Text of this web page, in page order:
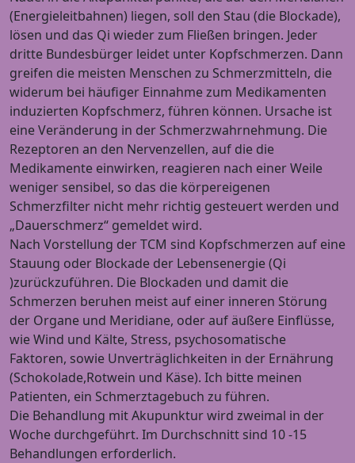
(Energieleitbahnen) liegen, soll den Stau (die Blockade),
lösen und das Qi wieder zum Fließen bringen. Jeder
dritte Bundesbürger leidet unter Kopfschmerzen. Dann
greifen die meisten Menschen zu Schmerzmitteln, die
widerum bei häufiger Einnahme zum Medikamenten
induzierten Kopfschmerz, führen können. Ursache ist
eine Veränderung in der Schmerzwahrnehmung. Die
Rezeptoren an den Nervenzellen, auf die die
Medikamente einwirken, reagieren nach einer Weile
weniger sensibel, so das die körpereigenen
Schmerzfilter nicht mehr richtig gesteuert werden und
„Dauerschmerz“ gemeldet wird.
Nach Vorstellung der TCM sind Kopfschmerzen auf eine
Stauung oder Blockade der Lebensenergie (Qi
)zurückzuführen. Die Blockaden und damit die
Schmerzen beruhen meist auf einer inneren Störung
der Organe und Meridiane, oder auf äußere Einflüsse,
wie Wind und Kälte, Stress, psychosomatische
Faktoren, sowie Unverträglichkeiten in der Ernährung
(Schokolade,Rotwein und Käse). Ich bitte meinen
Patienten, ein Schmerztagebuch zu führen.
Die Behandlung mit Akupunktur wird zweimal in der
Woche durchgeführt. Im Durchschnitt sind 10 -15
Behandlungen erforderlich.